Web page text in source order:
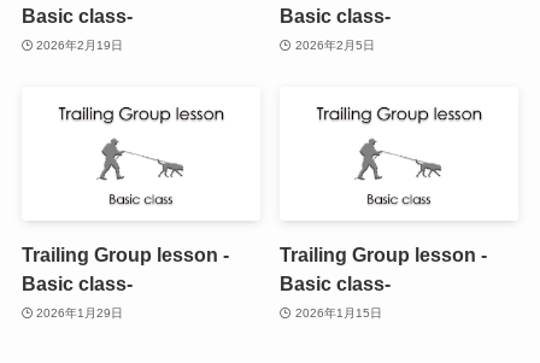
Basic class-
2026年2月19日
Basic class-
2026年2月5日
Trailing Group lesson -
Basic class-
2026年1月29日
Trailing Group lesson -
Basic class-
2026年1月15日